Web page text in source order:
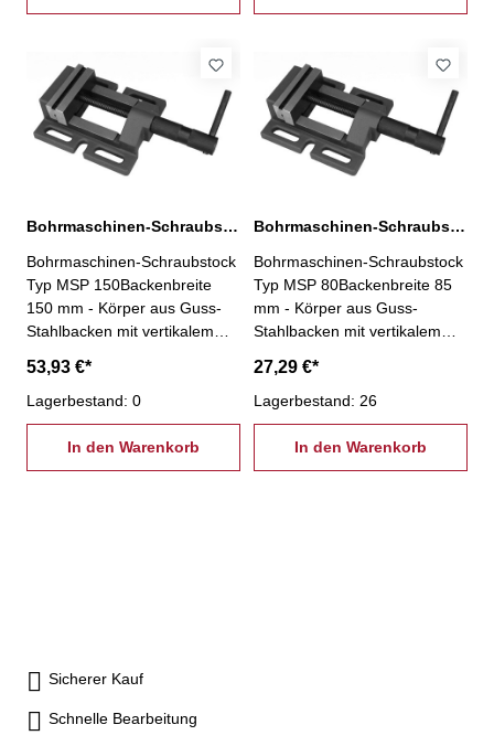
Bohrmaschinen-Schraubstock Typ MSP 150
Bohrmaschinen-Schraubstock
Typ MSP 150Backenbreite
150 mm - Körper aus Guss-
Stahlbacken mit vertikalem
53,93 €*
Lagerbestand: 0
In den Warenkorb
Bohrmaschinen-Schraubstock Typ MSP 80
Bohrmaschinen-Schraubstock
Typ MSP 80Backenbreite 85
mm - Körper aus Guss-
Stahlbacken mit vertikalem
27,29 €*
Lagerbestand: 26
In den Warenkorb
Sicherer Kauf
Schnelle Bearbeitung